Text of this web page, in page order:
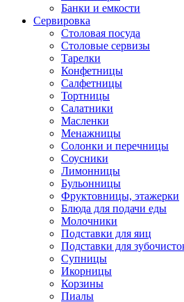
Банки и емкости
Сервировка
Столовая посуда
Столовые сервизы
Тарелки
Конфетницы
Салфетницы
Тортницы
Салатники
Масленки
Менажницы
Солонки и перечницы
Соусники
Лимонницы
Бульонницы
Фруктовницы, этажерки
Блюда для подачи еды
Молочники
Подставки для яиц
Подставки для
Супницы
Икорницы
Корзины
Пиалы